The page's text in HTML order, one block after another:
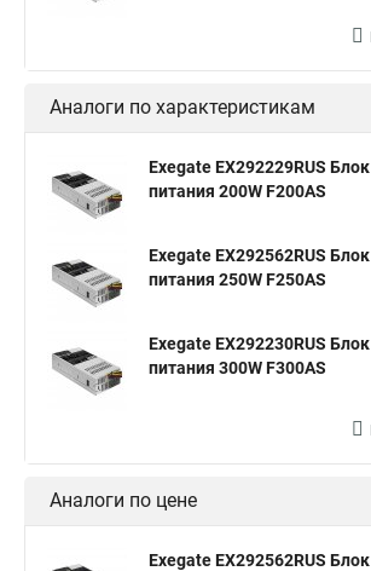
Аналоги по характеристикам
Exegate EX292229RUS Блок
питания 200W F200AS
Exegate EX292562RUS Блок
питания 250W F250AS
Exegate EX292230RUS Блок
питания 300W F300AS
Аналоги по цене
Exegate EX292562RUS Блок